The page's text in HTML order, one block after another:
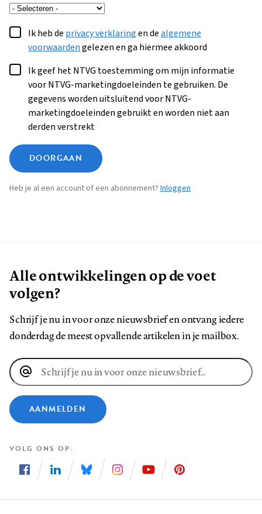
Ik heb de privacy verklaringen dealgemene
voorwaardengelezen en ga hiermee akkoord
Ik geef het NTVG toestemming om mijn informatie
voor NTVG-marketingdoeleinden te gebruiken. De
gegevens worden uitsluitend voor NTVG-
marketingdoeleinden gebruikt en worden niet aan
derden verstrekt
DOORGAAN
Heb je al een account of een abonnement? Inloggen
Alle ontwikkelingen op de voet
volgen?
Schrijf je nu in voor onze nieuwsbrief en ontvang iedere
donderdag de meest opvallende artikelen in je mailbox.
E-
mailadres
AANMELDEN
VOLG ONS OP
ons
ons
ons
ons
ons
ons